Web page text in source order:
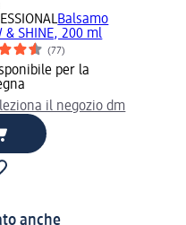
Balsamo
& SHINE, 200 ml
(77)
per la
il negozio dm
anche